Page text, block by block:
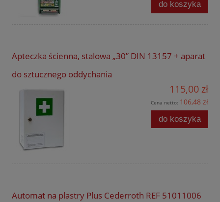
do koszyka
Apteczka ścienna, stalowa „30” DIN 13157 + aparat
do sztucznego oddychania
115,00 zł
Cena netto: 106,48 zł
do koszyka
Automat na plastry Plus Cederroth REF 51011006